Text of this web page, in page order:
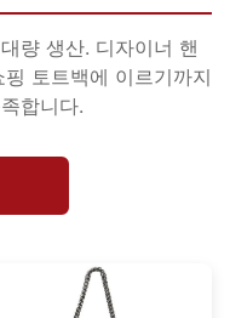
량 생산. 디자이너 핸
토트백에 이르기까지
합니다.